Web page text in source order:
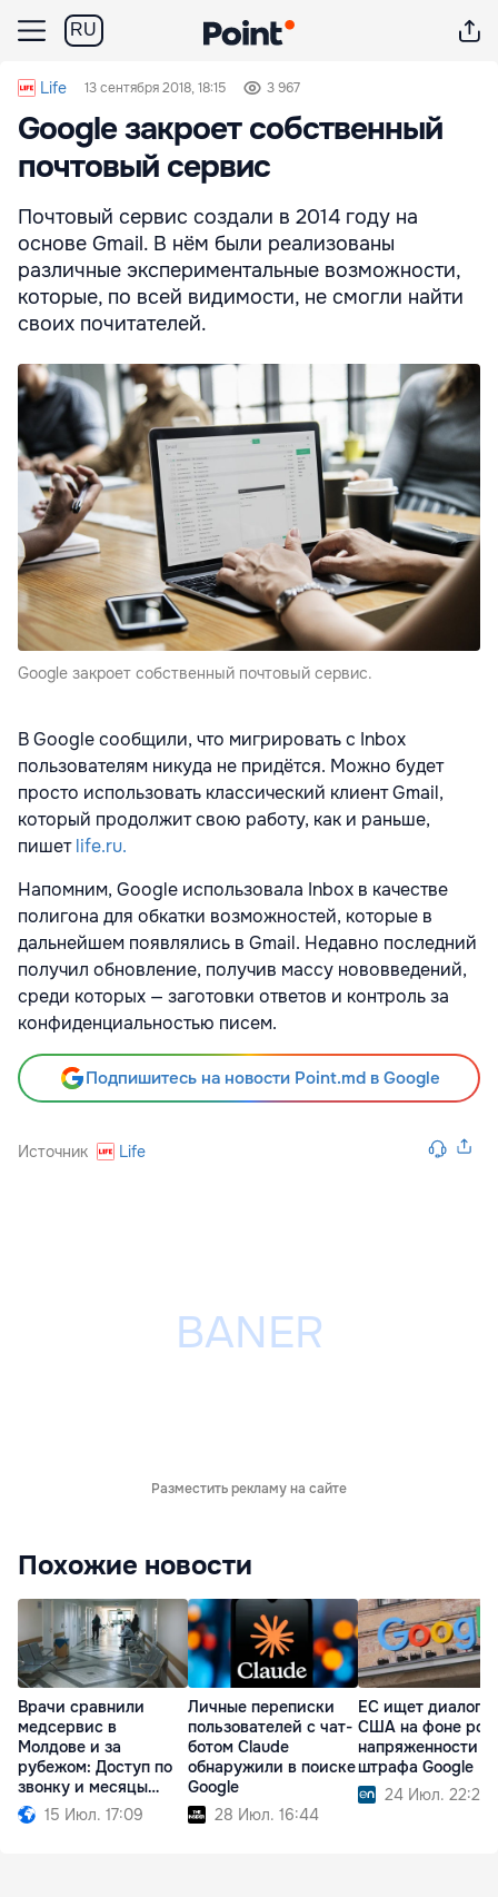
RU
Life 13 сентября 2018, 18:15 3 967
Google закроет собственный
почтовый сервис
Почтовый сервис создали в 2014 году на
основе Gmail. В нём были реализованы
различные экспериментальные возможности,
которые, по всей видимости, не смогли найти
своих почитателей.
Google закроет собственный почтовый сервис.
В Google сообщили, что мигрировать с Inbox
пользователям никуда не придётся. Можно будет
просто использовать классический клиент Gmail,
который продолжит свою работу, как и раньше,
пишетlife.ru.
Напомним, Google использовала Inbox в качестве
полигона для обкатки возможностей, которые в
дальнейшем появлялись в Gmail. Недавно последний
получил обновление, получив массу нововведений,
среди которых — заготовки ответов и контроль за
конфиденциальностью писем.
Подпишитесь на новости Point.md в Google
Источник Life
Разместить рекламу на сайте
Похожие новости
Врачи сравнили
медсервис в
Молдове и за
рубежом: Доступ по
звонку и месяцы
ожидания
15 Июл. 17:09
Личные переписки
пользователей с чат-
ботом Claude
обнаружили в поиске
Google
28 Июл. 16:44
ЕС ищет диалог с
США на фоне
напряженности
штрафа Google
24 Июл. 22:25